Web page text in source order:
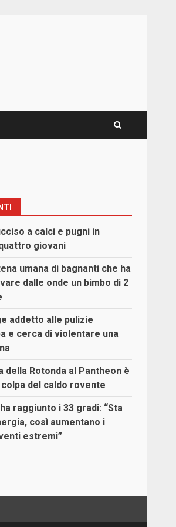
a calci e pugni in
giovani
umana di bagnanti che ha
dalle onde un bimbo di 2
addetto alle pulizie
e cerca di violentare una
della Rotonda al Pantheon è
del caldo rovente
raggiunto i 33 gradi: “Sta
così aumentano i
estremi”